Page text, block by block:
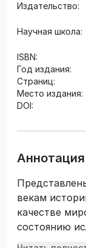
Издательство:
Научная школа:
ISBN:
Год издания:
Страниц:
Место издания:
DOI:
Аннотация
векам
качестве
состоянию
основные